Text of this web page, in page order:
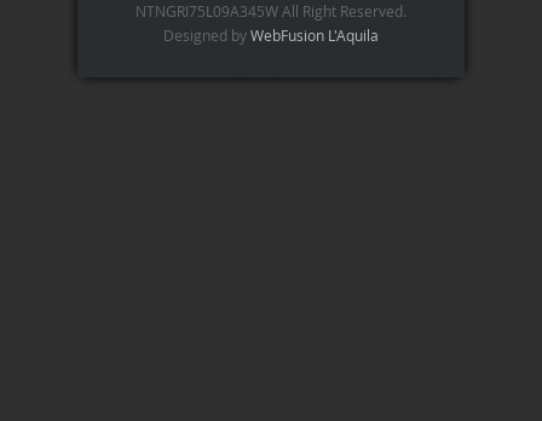
NTNGRI75L09A345W All Right Reserved.
Designed byWebFusion L'Aquila